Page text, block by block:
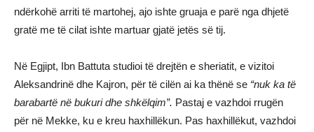
ndërkohë arriti të martohej, ajo ishte gruaja e parë nga dhjetë
gratë me të cilat ishte martuar gjatë jetës së tij.
Në Egjipt, Ibn Battuta studioi të drejtën e sheriatit, e vizitoi
Aleksandrinë dhe Kajron, për të cilën ai ka thënë se “nuk ka të
barabartë në bukuri dhe shkëlqim”. Pastaj e vazhdoi rrugën
për në Mekke, ku e kreu haxhillëkun. Pas haxhillëkut, vazhdoi